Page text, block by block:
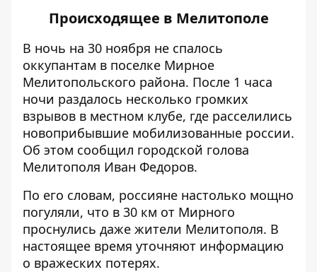
Происходящее в Мелитополе
В ночь на 30 ноября не спалось
оккупантам в поселке Мирное
Мелитопольского района. После 1 часа
ночи раздалось несколько громких
взрывов в местном клубе, где расселились
новоприбывшие мобилизованные россии.
Об этом сообщил городской голова
Мелитополя Иван Федоров.
По его словам, россияне настолько мощно
погуляли, что в 30 км от Мирного
проснулись даже жители Мелитополя. В
настоящее время уточняют информацию
о вражеских потерях.